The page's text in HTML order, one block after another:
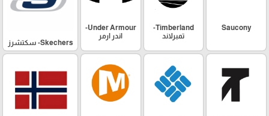
Saucony
Timberland-
تمبرلاند
Under Armour-
اندر ارمر
Skechers- سكتشرز